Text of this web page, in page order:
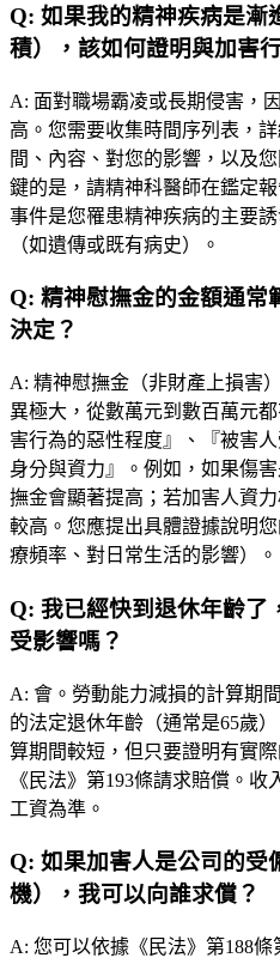
Q: 如果我的精神疾病是漸
積），該如何證明與加害
A: 面對職場霸凌或長期侵害，
高。您需要收集時間序列表，
間、內容、對您的影響，以及
鍵的是，請精神科醫師在鑑定
事件是您罹患精神疾病的主要
（如遺傳或既有病史）。
Q: 精神慰撫金的金額通常
決定？
A: 精神慰撫金（非財產上損害
異極大，從數萬元到數百萬元
害行為的惡性程度』、『被害
身分與資力』。例如，如果傷
撫金會顯著提高；若加害人資
較高。您應提出具體證據說明
療頻率、對日常生活的影響）。
Q: 我已經快到退休年齡了
受影響嗎？
A: 會。勞動能力減損的計算期
的法定退休年齡（通常是65歲
算期間較短，但只要證明有實
《民法》第193條請求賠償。
工資為準。
Q: 如果加害人是公司的受
機），我可以向誰求償？
A: 您可以依據《民法》第188